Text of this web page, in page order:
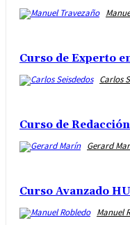
Curso de Experto
Carlos
Curso de
Gerard
Curso Avanzado
Manuel